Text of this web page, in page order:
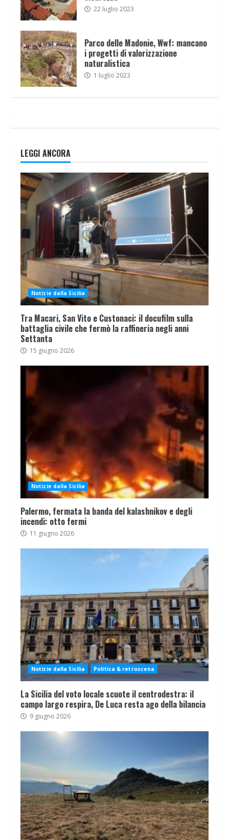
22 luglio 2023
Parco delle Madonie, Wwf: mancano
i progetti di valorizzazione
naturalistica
1 luglio 2023
LEGGI ANCORA
Notizie dalla Sicilia
Tra Macari, San Vito e Custonaci: il docufilm sulla
battaglia civile che fermò la raffineria negli anni
Settanta
15 giugno 2026
Notizie dalla Sicilia
Palermo, fermata la banda del kalashnikov e degli
incendi: otto fermi
11 giugno 2026
Notizie dalla Sicilia Politica & retroscena
La Sicilia del voto locale scuote il centrodestra: il
campo largo respira, De Luca resta ago della bilancia
9 giugno 2026